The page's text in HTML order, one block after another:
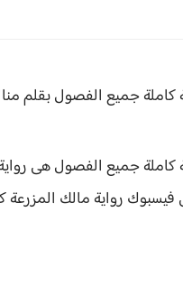
كاملة جميع الفصول بقلم
كاملة جميع الفصول هى
فيسبوك رواية مالك